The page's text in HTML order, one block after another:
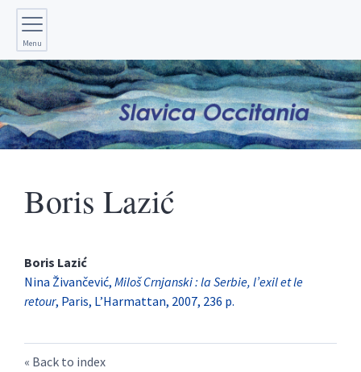
Menu
Boris Lazić
Boris Lazić
Nina Živančević, Miloš Crnjanski : la Serbie, l’exil et le
retour, Paris, L’Harmattan, 2007, 236 p.
Back to index